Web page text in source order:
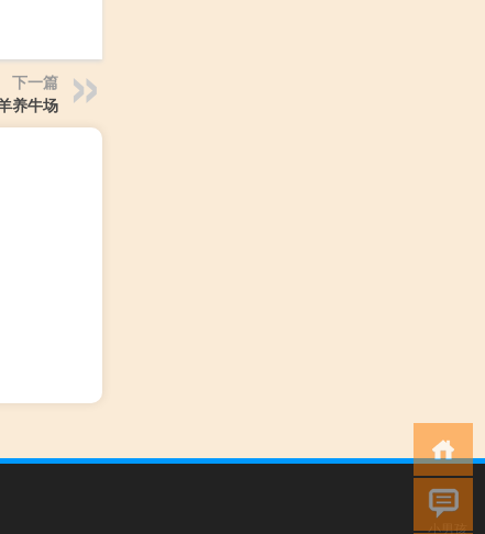
下一篇
养牛场
小男孩